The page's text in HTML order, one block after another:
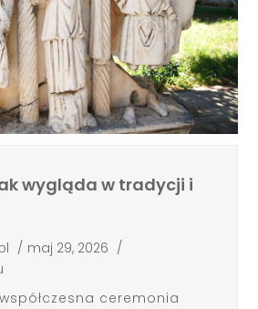
wygląda w tradycji i
/ maj 29, 2026 /
ceremonia